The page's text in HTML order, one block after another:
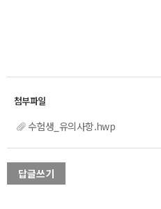
수험생_유의사항.hwp
답글쓰기